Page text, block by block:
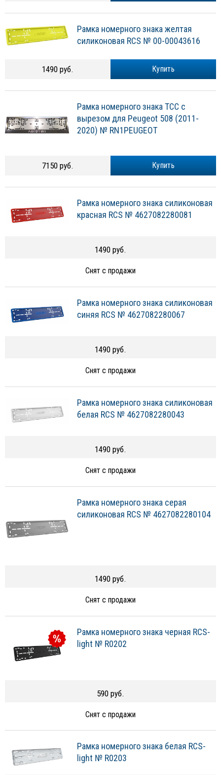
Рамка номерного знака желтая
силиконовая RCS № 00-00043616
Купить
1490 руб.
Рамка номерного знака ТСС с
вырезом для Peugeot 508 (2011-
2020) № RN1PEUGEOT
Купить
7150 руб.
Рамка номерного знака силиконовая
красная RCS № 4627082280081
1490 руб.
Снят с продажи
Рамка номерного знака силиконовая
синяя RCS № 4627082280067
1490 руб.
Снят с продажи
Рамка номерного знака силиконовая
белая RCS № 4627082280043
1490 руб.
Снят с продажи
Рамка номерного знака серая
силиконовая RCS № 4627082280104
1490 руб.
Снят с продажи
Рамка номерного знака черная RCS-
light № R0202
590 руб.
Снят с продажи
Рамка номерного знака белая RCS-
light № R0203